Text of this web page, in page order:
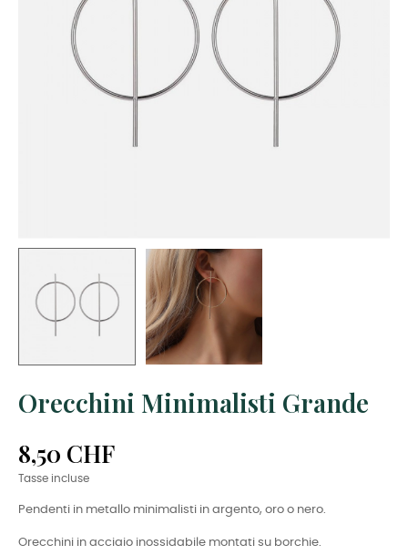
Orecchini Minimalisti Grande
8,50 CHF
Tasse incluse
Pendenti in metallo minimalisti in argento, oro o nero.
Orecchini in acciaio inossidabile montati su borchie.